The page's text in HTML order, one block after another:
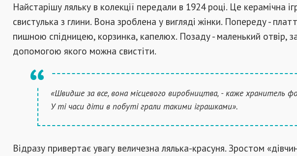
Найстарішу ляльку в колекції передали в 1924 році. Це керамічна
свистулька з глини. Вона зроблена у вигляді жінки. Попереду -
пишною спідницею, корзинка, капелюх. Позаду - маленький отвір,
допомогою якого можна свистіти.
«Швидше за все, вона місцевого виробництва, - каже хранитель
У ті часи діти в побуті грали такими іграшками».
Відразу привертає увагу величезна лялька-красуня. Зростом